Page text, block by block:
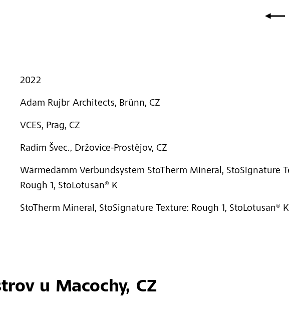
2022
Adam Rujbr Architects, Brünn, CZ
VCES, Prag, CZ
Radim Švec., Držovice-Prostějov, CZ
Wärmedämm Verbundsystem StoTherm Mineral, StoSignature
Rough 1, StoLotusan® K
StoTherm Mineral, StoSignature Texture: Rough 1, StoLotusan® K
u Macochy, CZ